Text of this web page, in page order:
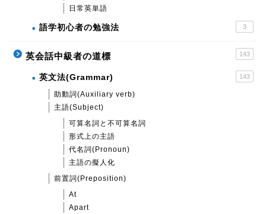
日常英単語
語学初心者の勉強法 3
英会話中級者の道標 143
英文法(Grammar) 143
助動詞(Auxiliary verb)
主語(Subject)
可算名詞と不可算名詞
形式上の主語
代名詞(Pronoun)
主語の擬人化
前置詞(Preposition)
At
Apart